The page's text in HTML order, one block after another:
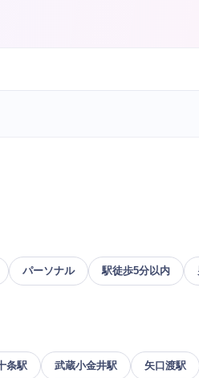
パーソナル 駅徒歩5分以内
条駅 武蔵小金井駅 矢口渡駅